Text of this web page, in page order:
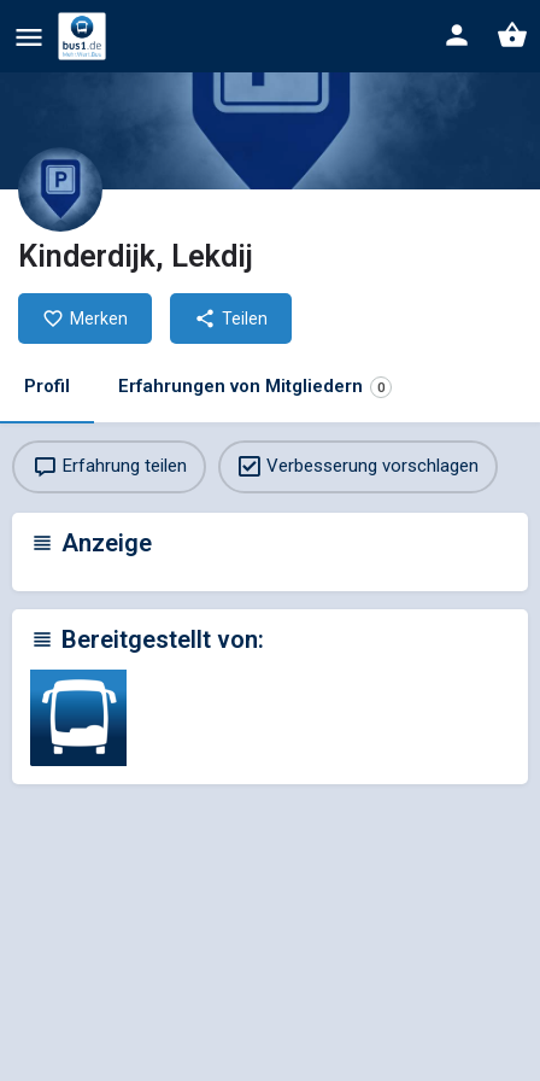
Kinderdijk, Lekdij
Merken Teilen
Profil Erfahrungen von Mitgliedern 0
Erfahrung teilen Verbesserung vorschlagen
Anzeige
Bereitgestellt von: